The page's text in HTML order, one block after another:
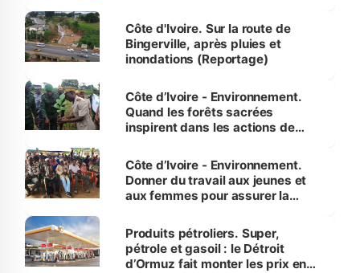
(Alassane Ouattara
Côte d'Ivoire. Sur la route de
Bingerville, après pluies et
inondations (Reportage)
Côte d’Ivoire - Environnement.
Quand les forêts sacrées
inspirent dans les actions de
Côte d’Ivoire - Environnement.
Donner du travail aux jeunes et
aux femmes pour assurer la
menacées
Produits pétroliers. Super,
pétrole et gasoil : le Détroit
d’Ormuz fait monter les prix en